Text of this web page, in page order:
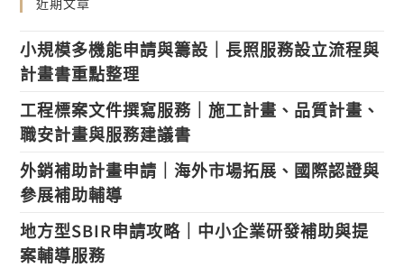
小規模多機能申請與籌設｜長照服務設立流程與
計畫書重點整理
工程標案文件撰寫服務｜施工計畫、品質計畫、
職安計畫與服務建議書
外銷補助計畫申請｜海外市場拓展、國際認證與
參展補助輔導
地方型SBIR申請攻略｜中小企業研發補助與提
案輔導服務